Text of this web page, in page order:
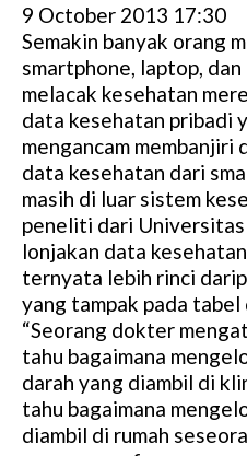
9 October 2013 17:30
Semakin banyak orang
smartphone, laptop,
melacak kesehatan
data kesehatan pribadi
mengancam membanjiri
data kesehatan dari
masih di luar sistem
peneliti dari
lonjakan data
ternyata lebih rinci
yang tampak pada
“Seorang dokter
tahu bagaimana
darah yang diambil di
tahu bagaimana
diambil di rumah